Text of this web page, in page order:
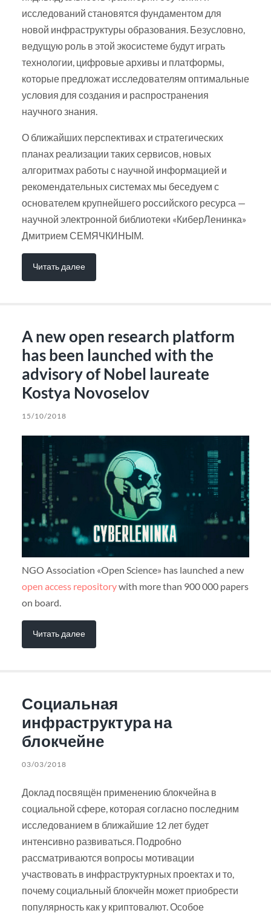
исследований становятся фундаментом для
новой инфраструктуры образования. Безусловно,
ведущую роль в этой экосистеме будут играть
технологии, цифровые архивы и платформы,
которые предложат исследователям оптимальные
условия для создания и распространения
научного знания.
О ближайших перспективах и стратегических
планах реализации таких сервисов, новых
алгоритмах работы с научной информацией и
рекомендательных системах мы беседуем с
основателем крупнейшего российского ресурса —
научной электронной библиотеки «КиберЛенинка»
Дмитрием СЕМЯЧКИНЫМ.
Читать далее
A new open research platform
has been launched with the
advisory of Nobel laureate
Kostya Novoselov
15/10/2018
NGO Association «Open Science» has launched a new
open access repositorywith more than 900 000 papers
on board.
Читать далее
Социальная
инфраструктура на
блокчейне
03/03/2018
Доклад посвящён применению блокчейна в
социальной сфере, которая согласно последним
исследованием в ближайшие 12 лет будет
интенсивно развиваться. Подробно
рассматриваются вопросы мотивации
участвовать в инфраструктурных проектах и то,
почему социальный блокчейн может приобрести
популярность как у криптовалют. Особое